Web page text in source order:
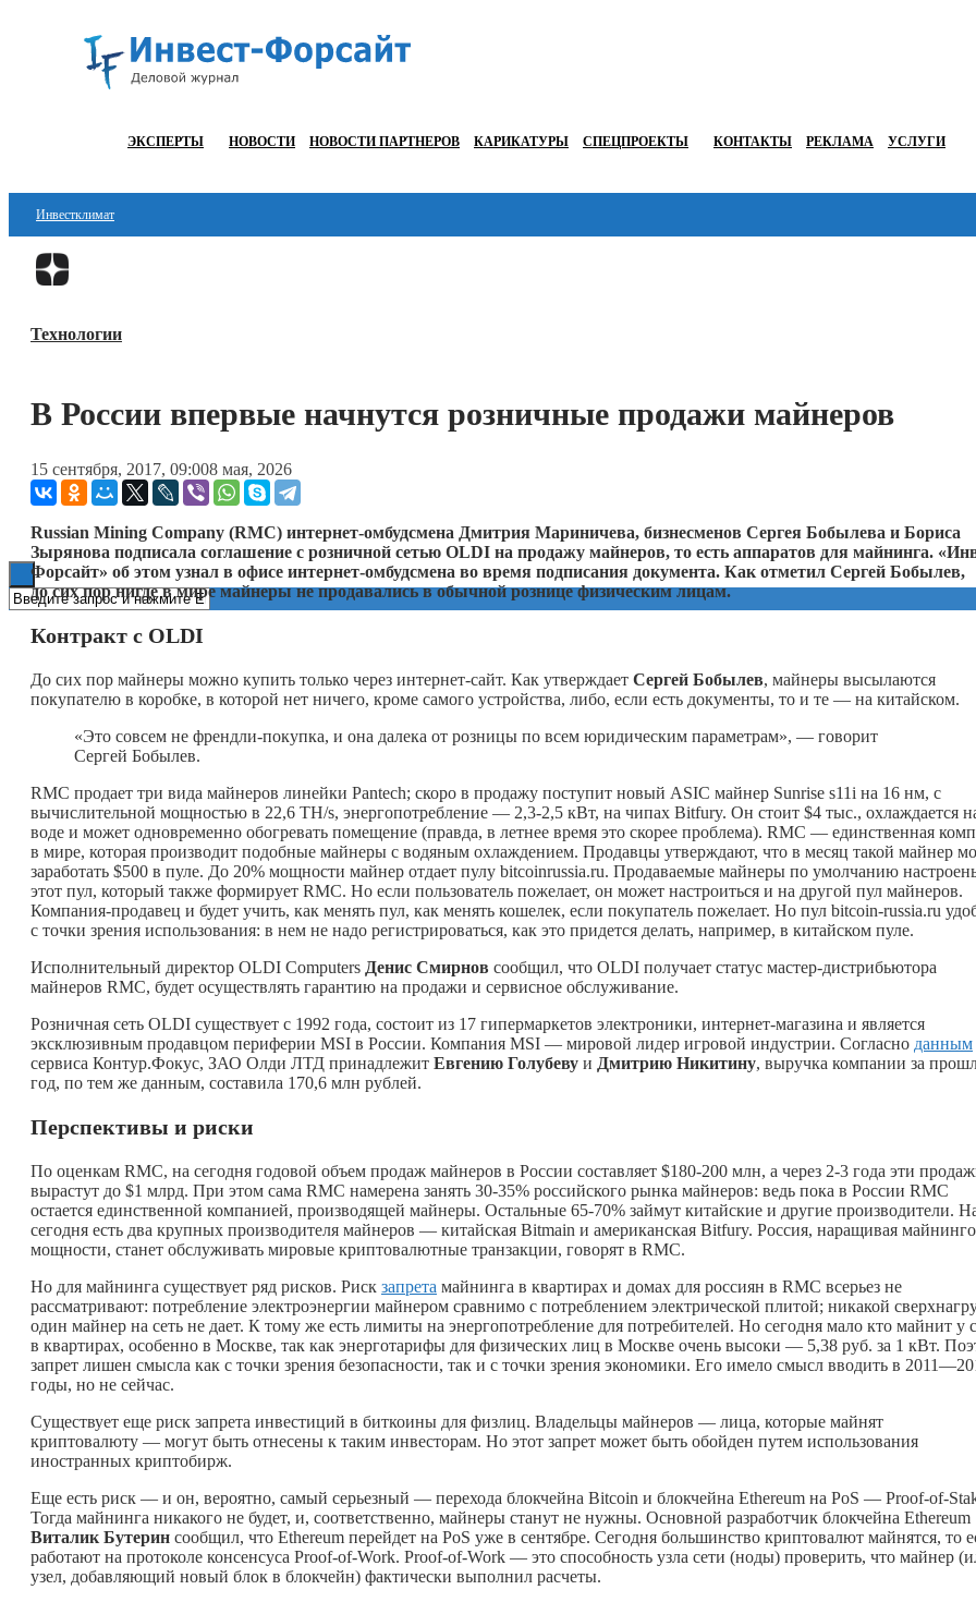
ЭКСПЕРТЫ НОВОСТИ НОВОСТИ ПАРТНЕРОВ КАРИКАТУРЫ СПЕЦПРОЕКТЫ КОНТАКТЫ РЕКЛАМА УСЛУГИ
Инвестклимат
Финансы
Блокчейн
ESG
Технологии
В России впервые начнутся розничные продажи майнеров
15 сентября, 2017, 09:008 мая, 2026
Russian Mining Company (RMC) интернет-омбудсмена Дмитрия Мариничева, бизнесменов Сергея Бобылева и Бориса
Зырянова подписала соглашение с розничной сетью OLDI на продажу майнеров, то есть аппаратов для майнинга.
Форсайт» об этом узнал в офисе интернет-омбудсмена во время подписания документа. Как отметил Сергей Бобылев,
до сих пор нигде в мире майнеры не продавались в обычной рознице физическим лицам.
Контракт с OLDI
До сих пор майнеры можно купить только через интернет-сайт. Как утверждает Сергей Бобылев, майнеры высылаются
покупателю в коробке, в которой нет ничего, кроме самого устройства, либо, если есть документы, то и те — на китайском.
«Это совсем не френдли-покупка, и она далека от розницы по всем юридическим параметрам», — говорит
Сергей Бобылев.
RMC продает три вида майнеров линейки Pantech; скоро в продажу поступит новый ASIC майнер Sunrise s11i на 16 нм, с
вычислительной мощностью в 22,6 TH/s, энергопотребление — 2,3-2,5 кВт, на чипах Bitfury. Он стоит $4 тыс., охлаждается
воде и может одновременно обогревать помещение (правда, в летнее время это скорее проблема). RMC — единственная
в мире, которая производит подобные майнеры с водяным охлаждением. Продавцы утверждают, что в месяц такой майнер
заработать $500 в пуле. До 20% мощности майнер отдает пулу bitcoinrussia.ru. Продаваемые майнеры по умолчанию
этот пул, который также формирует RMC. Но если пользователь пожелает, он может настроиться и на другой пул майнеров.
Компания-продавец и будет учить, как менять пул, как менять кошелек, если покупатель пожелает. Но пул bitcoin-russia.ru
с точки зрения использования: в нем не надо регистрироваться, как это придется делать, например, в китайском пуле.
Исполнительный директор OLDI Computers Денис Смирнов сообщил, что OLDI получает статус мастер-дистрибьютора
майнеров RMC, будет осуществлять гарантию на продажи и сервисное обслуживание.
Розничная сеть OLDI существует с 1992 года, состоит из 17 гипермаркетов электроники, интернет-магазина и является
эксклюзивным продавцом периферии MSI в России. Компания MSI — мировой лидер игровой индустрии. Согласно данным
сервиса Контур.Фокус, ЗАО Олди ЛТД принадлежит Евгению Голубеву и Дмитрию Никитину, выручка компании за
год, по тем же данным, составила 170,6 млн рублей.
Перспективы и риски
По оценкам RMC, на сегодня годовой объем продаж майнеров в России составляет $180-200 млн, а через 2-3 года эти
вырастут до $1 млрд. При этом сама RMC намерена занять 30-35% российского рынка майнеров: ведь пока в России RMC
остается единственной компанией, производящей майнеры. Остальные 65-70% займут китайские и другие производители.
сегодня есть два крупных производителя майнеров — китайская Bitmain и американская Bitfury. Россия, наращивая
мощности, станет обслуживать мировые криптовалютные транзакции, говорят в RMC.
Но для майнинга существует ряд рисков. Риск запрета майнинга в квартирах и домах для россиян в RMC всерьез не
рассматривают: потребление электроэнергии майнером сравнимо с потреблением электрической плитой; никакой
один майнер на сеть не дает. К тому же есть лимиты на энергопотребление для потребителей. Но сегодня мало кто майнит у
в квартирах, особенно в Москве, так как энерготарифы для физических лиц в Москве очень высоки — 5,38 руб. за 1 кВт.
запрет лишен смысла как с точки зрения безопасности, так и с точки зрения экономики. Его имело смысл вводить в
годы, но не сейчас.
Существует еще риск запрета инвестиций в биткоины для физлиц. Владельцы майнеров — лица, которые майнят
криптовалюту — могут быть отнесены к таким инвесторам. Но этот запрет может быть обойден путем использования
иностранных криптобирж.
Еще есть риск — и он, вероятно, самый серьезный — перехода блокчейна Bitcoin и блокчейна Ethereum на PoS — Proof-of-
Тогда майнинга никакого не будет, и, соответственно, майнеры станут не нужны. Основной разработчик блокчейна Ethereum
Виталик Бутерин сообщил, что Ethereum перейдет на PoS уже в сентябре. Сегодня большинство криптовалют майнятся, то
работают на протоколе консенсуса Proof-of-Work. Proof-of-Work — это способность узла сети (ноды) проверить, что майнер
узел, добавляющий новый блок в блокчейн) фактически выполнил расчеты.